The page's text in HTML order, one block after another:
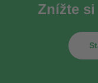
Znížte